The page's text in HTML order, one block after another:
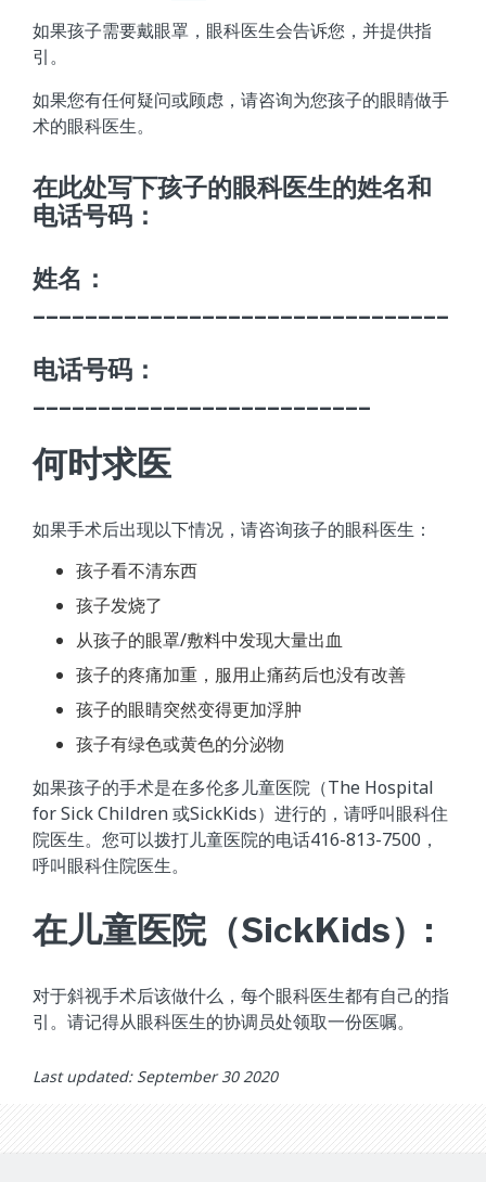
如果孩子需要戴眼罩，眼科医生会告诉您，并提供指
引。
如果您有任何疑问或顾虑，请咨询为您孩子的眼睛做手
术的眼科医生。
在此处写下孩子的眼科医生的姓名和
电话号码：
姓名：
电话号码：
何时求医
如果手术后出现以下情况，请咨询孩子的眼科医生：
孩子看不清东西
孩子发烧了
从孩子的眼罩/敷料中发现大量出血
孩子的疼痛加重，服用止痛药后也没有改善
孩子的眼睛突然变得更加浮肿
孩子有绿色或黄色的分泌物
如果孩子的手术是在多伦多儿童医院（The Hospital
for Sick Children 或SickKids）进行的，请呼叫眼科住
院医生。您可以拨打儿童医院的电话416-813-7500，
呼叫眼科住院医生。
在儿童医院（SickKids）:
对于斜视手术后该做什么，每个眼科医生都有自己的指
引。请记得从眼科医生的协调员处领取一份医嘱。
Last updated: September 30 2020